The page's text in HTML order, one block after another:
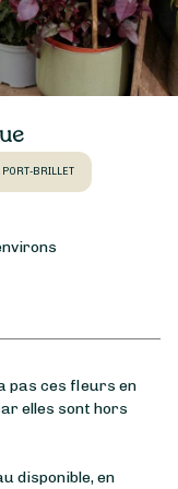
BRILLET
pas ces fleurs en
elles sont hors
disponible, en